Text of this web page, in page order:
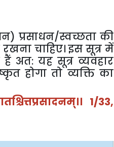
) प्रसाधन/स्वच्छता की
रखना चाहिए। इस सूत्र में
हैं अत: यह सूत्र व्यवहार
होगा तो व्यक्ति का
1/33,